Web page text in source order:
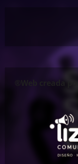
®Web creada por: